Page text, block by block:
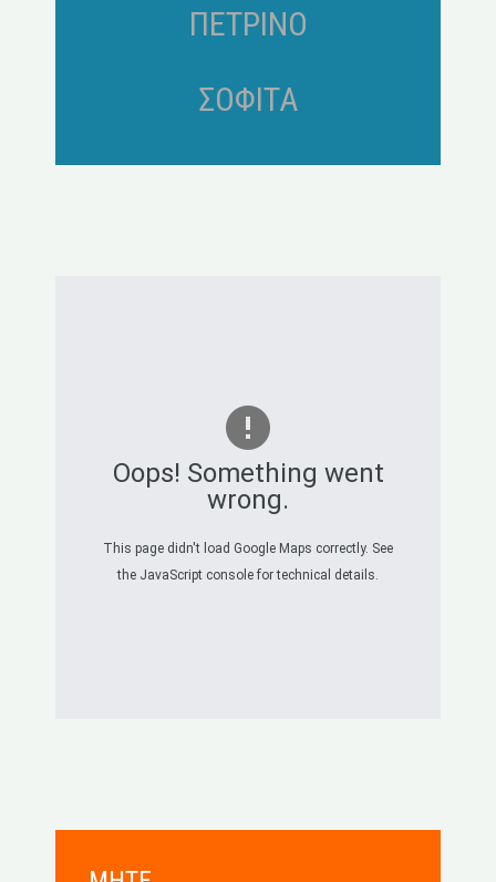
ΠΕΤΡΙΝΟ
ΣΟΦΙΤΑ
Oops! Something went
wrong.
This page didn't load Google Maps correctly. See
the JavaScript console for technical details.